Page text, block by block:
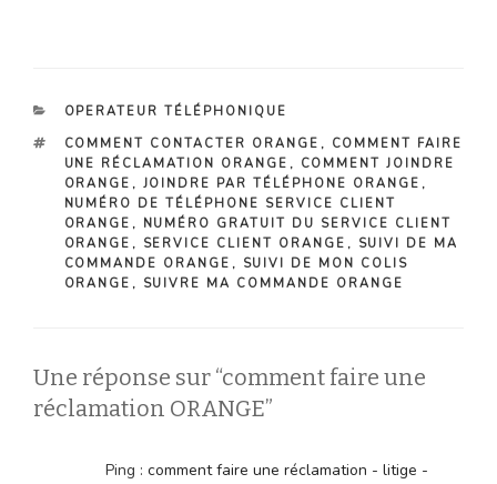
CATÉGORIES
OPERATEUR TÉLÉPHONIQUE
ÉTIQUETTES
COMMENT CONTACTER ORANGE , COMMENT FAIRE
UNE RÉCLAMATION ORANGE , COMMENT JOINDRE
ORANGE , JOINDRE PAR TÉLÉPHONE ORANGE ,
NUMÉRO DE TÉLÉPHONE SERVICE CLIENT
ORANGE , NUMÉRO GRATUIT DU SERVICE CLIENT
ORANGE , SERVICE CLIENT ORANGE , SUIVI DE MA
COMMANDE ORANGE , SUIVI DE MON COLIS
ORANGE , SUIVRE MA COMMANDE ORANGE
Une réponse sur “comment faire une
réclamation ORANGE”
Ping : comment faire une réclamation - litige -